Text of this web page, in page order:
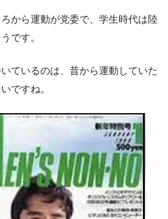
から運動が党委で、学生時代は陸
です。
ているのは、昔から運動していた
ですね。